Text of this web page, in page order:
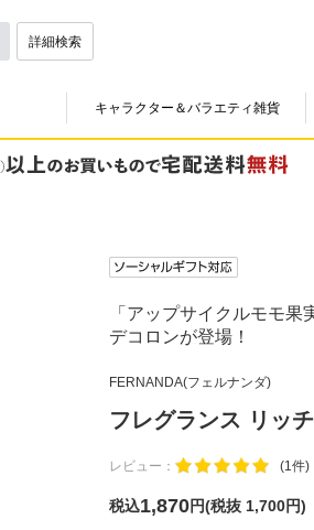
詳細検索
キャラクター＆バラエティ雑貨
「アップサイクルモモ
デコロンが登場！
FERNANDA(フェルナンダ)
フレグランス リッ
レビュー： (1件)
税込1,870円(税抜 1,700円)